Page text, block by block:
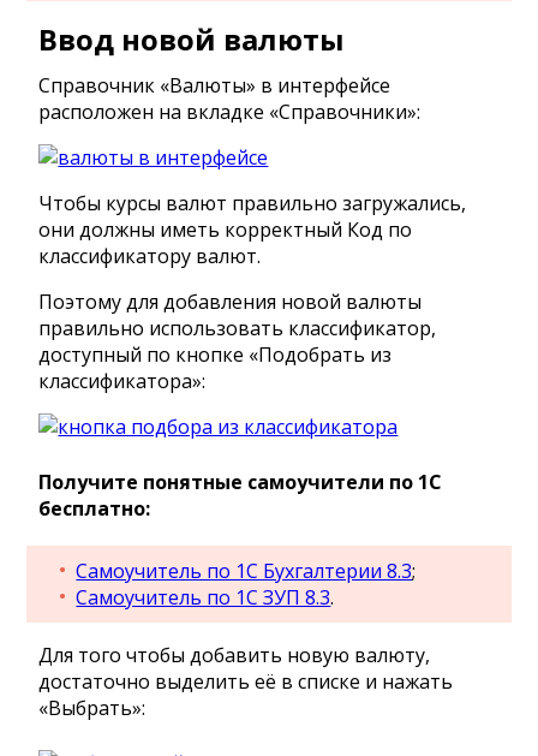
Ввод новой валюты
Справочник «Валюты» в интерфейсе
расположен на вкладке «Справочники»:
Чтобы курсы валют правильно загружались,
они должны иметь корректный Код по
классификатору валют.
Поэтому для добавления новой валюты
правильно использовать классификатор,
доступный по кнопке «Подобрать из
классификатора»:
Получите понятные самоучители по 1С
бесплатно:
Самоучитель по 1С Бухгалтерии 8.3;
Самоучитель по 1С ЗУП 8.3.
Для того чтобы добавить новую валюту,
достаточно выделить её в списке и нажать
«Выбрать»: